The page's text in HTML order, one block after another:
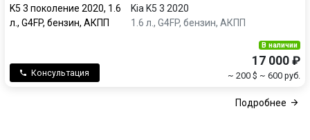
Kia K5 3 2020
1.6 л., G4FP, бензин, АКПП
Консультация
В наличии
17 000 ₽
~ 200 $ ~ 600 руб.
Подробнее